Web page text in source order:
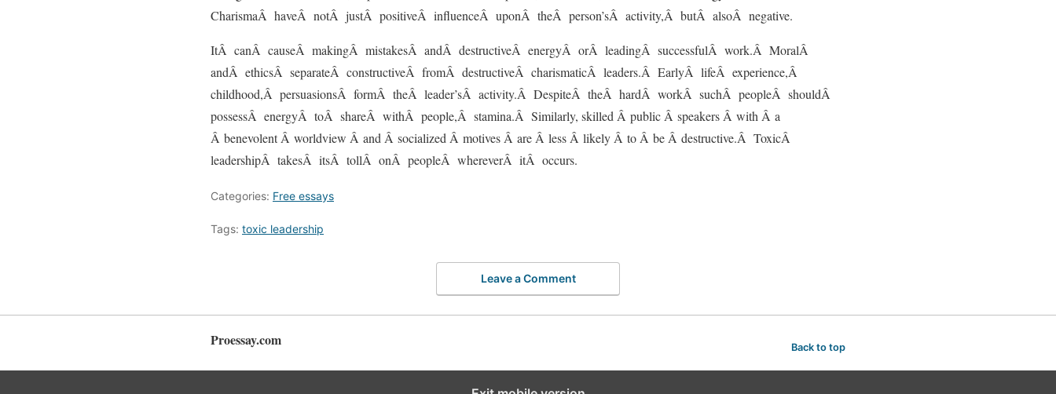
CharismaÂ haveÂ notÂ justÂ positiveÂ influenceÂ uponÂ theÂ person’sÂ activity,Â butÂ alsoÂ negative.
ItÂ canÂ causeÂ makingÂ mistakesÂ andÂ destructiveÂ energyÂ orÂ leadingÂ successfulÂ work.Â MoralÂ
andÂ ethicsÂ separateÂ constructiveÂ fromÂ destructiveÂ charismaticÂ leaders.Â EarlyÂ lifeÂ experience,Â
childhood,Â persuasionsÂ formÂ theÂ leader’sÂ activity.Â DespiteÂ theÂ hardÂ workÂ suchÂ peopleÂ shouldÂ
possessÂ energyÂ toÂ shareÂ withÂ people,Â stamina.Â Similarly, skilled Â public Â speakers Â with Â a
Â benevolent Â worldview Â and Â socialized Â motives Â are Â less Â likely Â to Â be Â destructive.Â ToxicÂ
leadershipÂ takesÂ itsÂ tollÂ onÂ peopleÂ whereverÂ itÂ occurs.
Categories: Free essays
Tags: toxic leadership
Leave a Comment
Proessay.com Back to top